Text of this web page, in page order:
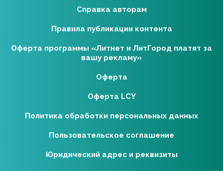
Справка авторам
Правила публикации контента
Оферта программы «Литнет и ЛитГород платят за
вашу рекламу»
Оферта
Оферта LCY
Политика обработки персональных данных
Пользовательское соглашение
Юридический адрес и реквизиты